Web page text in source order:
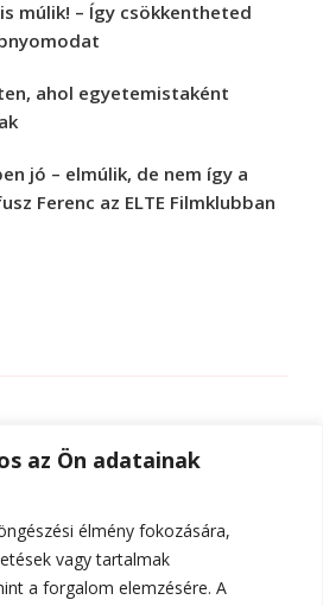
az Ön adatainak
élmény fokozására,
vagy tartalmak
a forgalom elemzésére. A
múlik! – Így csökkentheted
ahol egyetemistaként
jó – elmúlik, de nem így a
Ferenc az ELTE Filmklubban